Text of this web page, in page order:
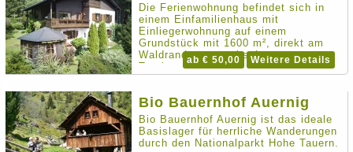
Die Ferienwohnung befindet sich in
einem Einfamilienhaus mit
Einliegerwohnung auf einem
Grundstück mit 1600 m², direkt am
Waldrand, etwas abseits vom
Touristentrubel in der Gemeinde
Reißeck, im Ortsteil Penk, im schönen
Weitere Details
ab € 50,00
Bio Bauernhof Auernig
Bio Bauernhof Auernig ist das ideale
Basislager für herrliche Wanderungen
durch den Nationalparkt Hohe Tauern.